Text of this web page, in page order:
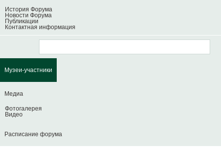
История Форума
Новости Форума
Публикации
Контактная информация
Музеи-участники
Медиа
Фотогалерея
Видео
Расписание форума